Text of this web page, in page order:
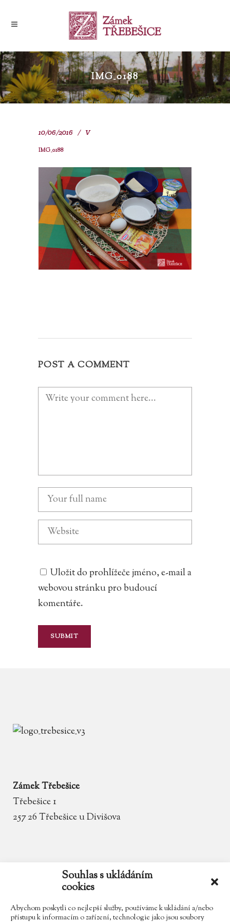
Souhlas s ukládáním
cookies
Abychom poskytli co nejlepší služby, používáme k ukládání a/nebo
přístupu k informacím o zařízení, technologie jako jsou soubory
IMG_0188
10/06/2016 V
IMG_0188
POST A COMMENT
Uložit do prohlížeče jméno, e-mail a
webovou stránku pro budoucí
komentáře.
Zámek Třebešice
Třebešice 1
257 26 Třebešice u Divišova
zamek.trebesice@volny.cz
602 354 467